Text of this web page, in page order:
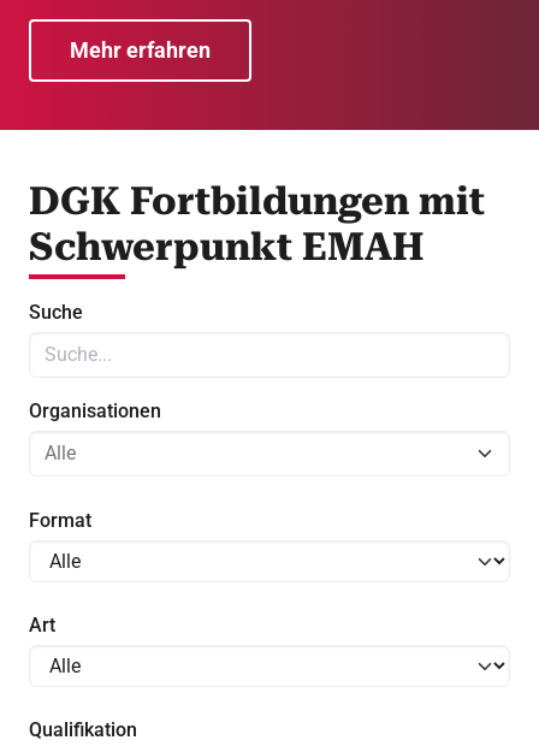
Kliniken und Schwerpunkt-Praxen durch die DGK,
die DGKP und die DGTHG.
Mehr erfahren
DGK Fortbildungen mit
Schwerpunkt EMAH
Suche
Organisationen
Format
Art
Qualifikation